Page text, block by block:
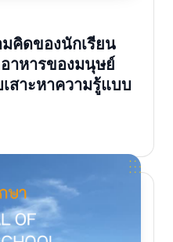
คิดของนักเรียน
าหารของมนุษย์
สาะหาความรู้แบบ